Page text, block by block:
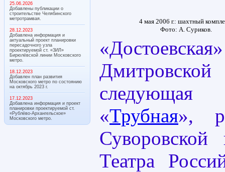
25.06.2026
Добавлены публикации о
строительстве Челябинского
метротрамвая.
28.12.2023
Добавлена информация и
актуальный проект планировки
пересадочного узла
проектируемой ст. «ЗИЛ»
Бирюлёвской линии Московского
метро.
18.12.2023
Добавлен план развития
Московского метро по состоянию
на октябрь 2023 г.
17.12.2023
Добавлена информация и проект
планировки проектируемой ст.
«Рублёво-Архангельское»
Московского метро.
4 мая 2006 г.: шахтный
Фото: А. Суриков.
следующая
«Трубная»,
Суворовской
Театра